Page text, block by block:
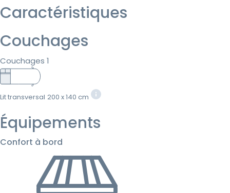
Caractéristiques
Couchages
Couchages 1
Lit transversal 200 x 140 cm
Équipements
Confort à bord